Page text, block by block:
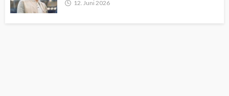
12. Juni 2026